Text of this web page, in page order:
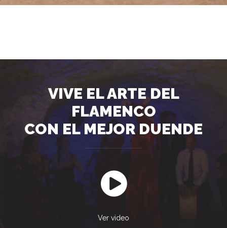
VIVE EL ARTE DEL
FLAMENCO
CON EL MEJOR DUENDE
Ver video